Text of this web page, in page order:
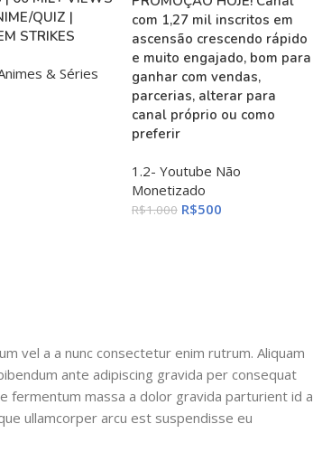
QUIZ |
STRIKES
& Séries
com 1,27 mil inscritos em
ascensão crescendo rápido
e muito engajado, bom para
ganhar com vendas,
parcerias, alterar para
canal próprio ou como
preferir
1.2- Youtube Não
Monetizado
R$1.000 R$500
vel a a nunc consectetur enim rutrum. Aliquam
ante adipiscing gravida per consequat
fermentum massa a dolor gravida parturient id a
ullamcorper arcu est suspendisse eu